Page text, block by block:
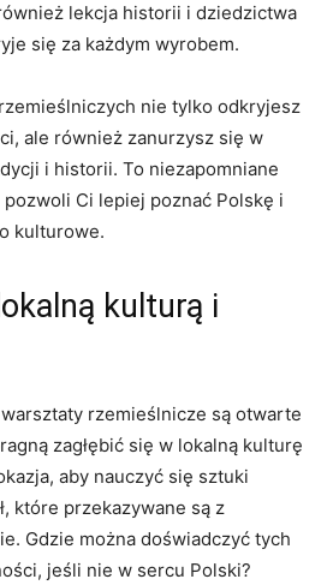
lekcja historii‍ i dziedzictwa
się za każdym wyrobem.
nie tylko odkryjesz‍
ale również zanurzysz się w‍
i historii. To niezapomniane
Ci lepiej poznać ​Polskę⁢ i
kulturowe.
kulturą i
rzemieślnicze‍ są otwarte
zagłębić się w lokalną kulturę
aby nauczyć się sztuki
które przekazywane są z
Gdzie​ można doświadczyć tych
jeśli ⁣nie w sercu Polski?